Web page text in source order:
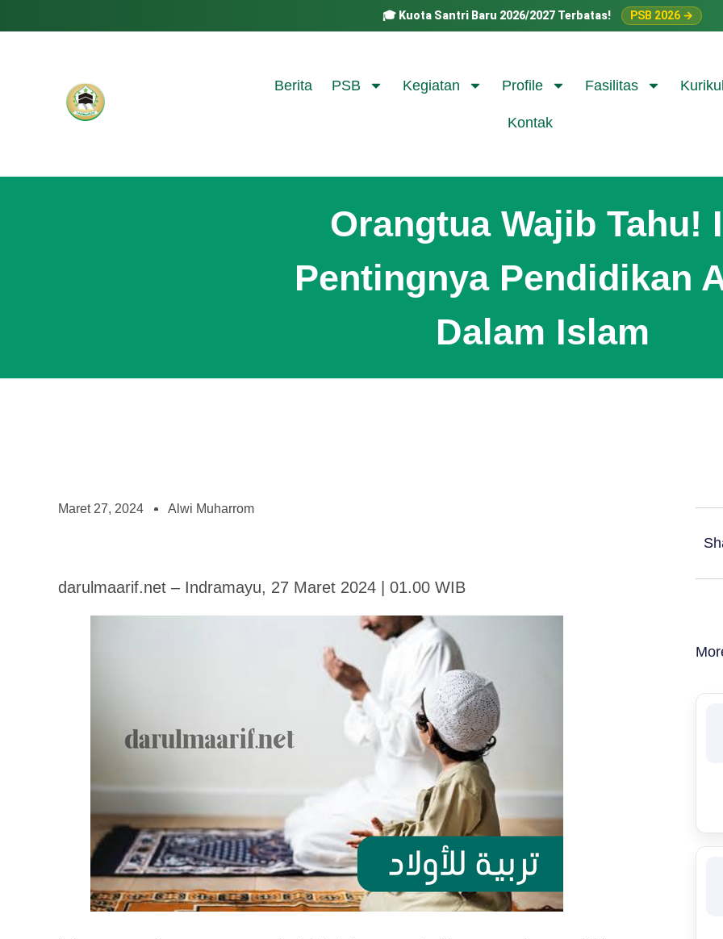
🎓 Kuota Santri Baru 2026/2027 Terbatas! PSB 2026 →
Berita PSB Kegiatan Profile Fasilitas
Kontak
Orangtua Wajib Tahu!
Pentingnya Pendidikan
Dalam Islam
Maret 27, 2024 Alwi Muharrom
darulmaarif.net – Indramayu, 27 Maret 2024 | 01.00 WIB